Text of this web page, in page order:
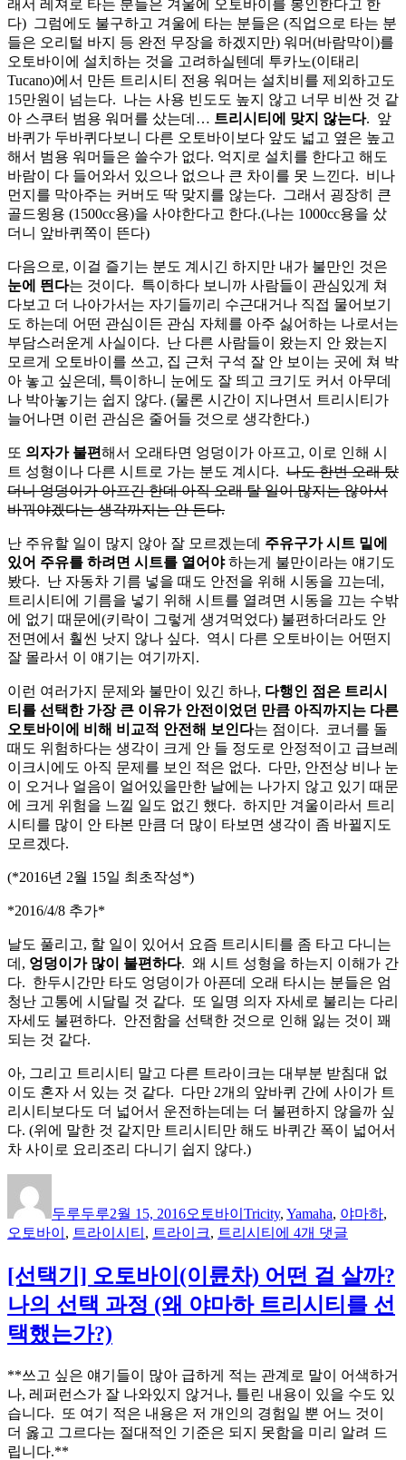
래서 레져로 타는 분들은 겨울에 오토바이를 봉인한다고 한
다) 그럼에도 불구하고 겨울에 타는 분들은 (직업으로 타는 분
들은 오리털 바지 등 완전 무장을 하겠지만) 워머(바람막이)를
오토바이에 설치하는 것을 고려하실텐데 투카노(이태리
Tucano)에서 만든 트리시티 전용 워머는 설치비를 제외하고도
15만원이 넘는다. 나는 사용 빈도도 높지 않고 너무 비싼 것 같
아 스쿠터 범용 워머를 샀는데… 트리시티에 맞지 않는다. 앞
바퀴가 두바퀴다보니 다른 오토바이보다 앞도 넓고 옆은 높고
해서 범용 워머들은 쓸수가 없다. 억지로 설치를 한다고 해도
바람이 다 들어와서 있으나 없으나 큰 차이를 못 느낀다. 비나
먼지를 막아주는 커버도 딱 맞지를 않는다. 그래서 굉장히 큰
골드윙용 (1500cc용)을 사야한다고 한다.(나는 1000cc용을 샀
더니 앞바퀴쪽이 뜬다)
다음으로, 이걸 즐기는 분도 계시긴 하지만 내가 불만인 것은
눈에 띈다는 것이다. 특이하다 보니까 사람들이 관심있게 쳐
다보고 더 나아가서는 자기들끼리 수근대거나 직접 물어보기
도 하는데 어떤 관심이든 관심 자체를 아주 싫어하는 나로서는
부담스러운게 사실이다. 난 다른 사람들이 왔는지 안 왔는지
모르게 오토바이를 쓰고, 집 근처 구석 잘 안 보이는 곳에 쳐 박
아 놓고 싶은데, 특이하니 눈에도 잘 띄고 크기도 커서 아무데
나 박아놓기는 쉽지 않다. (물론 시간이 지나면서 트리시티가
늘어나면 이런 관심은 줄어들 것으로 생각한다.)
또 의자가 불편해서 오래타면 엉덩이가 아프고, 이로 인해 시
트 성형이나 다른 시트로 가는 분도 계시다. 나도 한번 오래 탔
더니 엉덩이가 아프긴 한데 아직 오래 탈 일이 많지는 않아서
바꿔야겠다는 생각까지는 안 든다.
난 주유할 일이 많지 않아 잘 모르겠는데 주유구가 시트 밑에
있어 주유를 하려면 시트를 열어야하는게 불만이라는 얘기도
봤다. 난 자동차 기름 넣을 때도 안전을 위해 시동을 끄는데,
트리시티에 기름을 넣기 위해 시트를 열려면 시동을 끄는 수밖
에 없기 때문에(키락이 그렇게 생겨먹었다) 불편하더라도 안
전면에서 훨씬 낫지 않나 싶다. 역시 다른 오토바이는 어떤지
잘 몰라서 이 얘기는 여기까지.
이런 여러가지 문제와 불만이 있긴 하나, 다행인 점은 트리시
티를 선택한 가장 큰 이유가 안전이었던 만큼 아직까지는 다른
오토바이에 비해 비교적 안전해 보인다는 점이다. 코너를 돌
때도 위험하다는 생각이 크게 안 들 정도로 안정적이고 급브레
이크시에도 아직 문제를 보인 적은 없다. 다만, 안전상 비나 눈
이 오거나 얼음이 얼어있을만한 날에는 나가지 않고 있기 때문
에 크게 위험을 느낄 일도 없긴 했다. 하지만 겨울이라서 트리
시티를 많이 안 타본 만큼 더 많이 타보면 생각이 좀 바뀔지도
모르겠다.
(*2016년 2월 15일 최초작성*)
*2016/4/8 추가*
날도 풀리고, 할 일이 있어서 요즘 트리시티를 좀 타고 다니는
데, 엉덩이가 많이 불편하다. 왜 시트 성형을 하는지 이해가 간
다. 한두시간만 타도 엉덩이가 아픈데 오래 타시는 분들은 엄
청난 고통에 시달릴 것 같다. 또 일명 의자 자세로 불리는 다리
자세도 불편하다. 안전함을 선택한 것으로 인해 잃는 것이 꽤
되는 것 같다.
아, 그리고 트리시티 말고 다른 트라이크는 대부분 받침대 없
이도 혼자 서 있는 것 같다. 다만 2개의 앞바퀴 간에 사이가 트
리시티보다도 더 넓어서 운전하는데는 더 불편하지 않을까 싶
다. (위에 말한 것 같지만 트리시티만 해도 바퀴간 폭이 넓어서
차 사이로 요리조리 다니기 쉽지 않다.)
이
두루두루일
자
2월 15, 2016고
리
오토바이 Tricity, Yamaha, 야마하,
오토바이 , 트라이시티 , 트라이크, 트리시티 [사
기]
야
마
시
티
(Tricity)
오
에 4개 댓글
[선택기] 오토바이(이륜차) 어떤 걸 살까?
나의 선택 과정 (왜 야마하 트리시티를 선
택했는가?)
**쓰고 싶은 얘기들이 많아 급하게 적는 관계로 말이 어색하거
나, 레퍼런스가 잘 나와있지 않거나, 틀린 내용이 있을 수도 있
습니다. 또 여기 적은 내용은 저 개인의 경험일 뿐 어느 것이
더 옳고 그르다는 절대적인 기준은 되지 못함을 미리 알려 드
립니다.**